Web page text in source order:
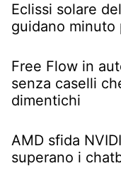
Eclissi solare
guidano minuto
Free Flow in
senza caselli
dimentichi
AMD sfida
superano i